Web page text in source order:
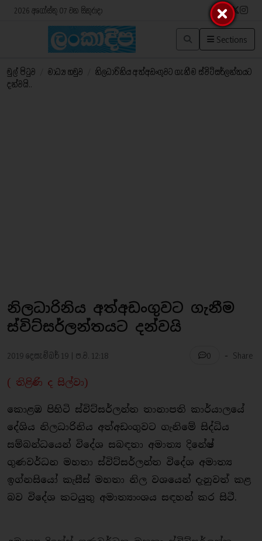
2026 අගෝස්තු 07 වන සිකුරාදා
Sections
මුල් පිටුව මාධ්‍ය හමුව
නිලධාරිනිය අත්අඩංගුවට ගැනීම ස්විට්සර්ලන්තයට
දන්වයි..
නිලධාරිනිය අත්අඩංගුවට ගැනීම
ස්විට්සර්ලන්තයට දන්වයි
2019 දෙසැම්බර් 19 | ප.ව. 12:18 0 - Share
( තිළිණි ද සිල්වා)
කොළඹ පිහිටි ස්විට්සර්ලන්ත තානාපති කාර්යාලයේ
දේශිය නිලධාරිනිය අත්අඩංගුවට ගැනිමේ සිද්ධිය
සම්බන්ධයෙන් විදේශ සබඳතා අමාත්‍ය දිනේෂ්
ගුණවර්ධන මහතා ස්විට්සර්ලන්ත විදේශ අමාත්‍ය
ඉග්නසියෝ කැසීස් මහතා නිල වශයෙන් දැනුවත් කළ
බව විදේශ කටයුතු අමාත්‍යාංශය සඳහන් කර සිටී.